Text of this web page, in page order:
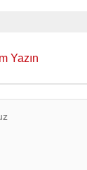
Yazın